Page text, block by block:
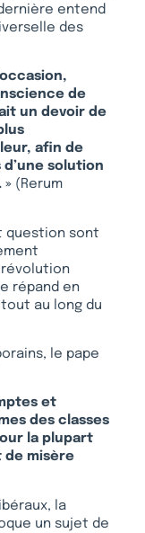
entend
des
de
un devoir de
afin de
solution
» (Rerum
question sont
révolution
répand en
au long du
le pape
et
des classes
la plupart
de misère
la
un sujet de